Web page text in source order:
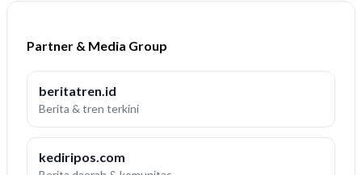
Partner & Media Group
beritatren.id
Berita & tren terkini
kediripos.com